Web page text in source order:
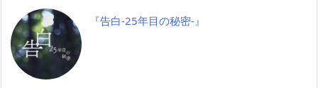
『告白-25年目の秘密-』